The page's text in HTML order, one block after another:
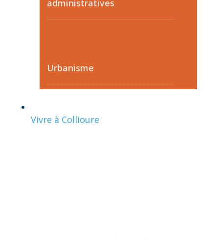
administratives
Urbanisme
Vivre à Collioure